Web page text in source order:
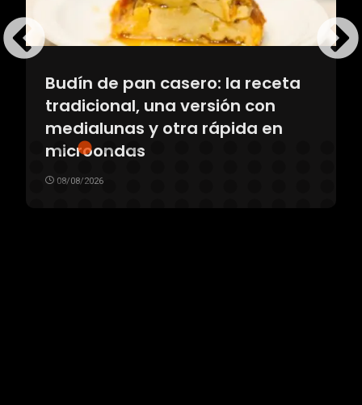
Budín de pan casero: la receta
tradicional, una versión con
medialunas y otra rápida en
microondas
08/08/2026